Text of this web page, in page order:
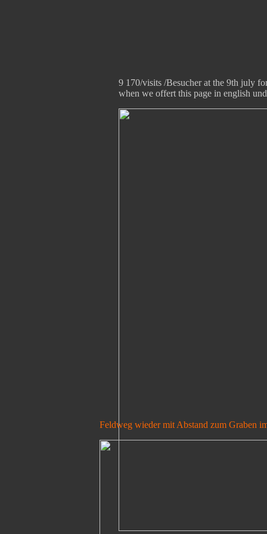
9 170/visits /Besucher at the 9th july
when we offert this page in english
Feldweg wieder mit Abstand zum Graben